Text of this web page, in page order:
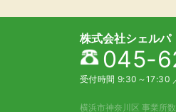
株式会社シェルパ
045-
受付時間 9:30～17:30
横浜市神奈川区 事業所数